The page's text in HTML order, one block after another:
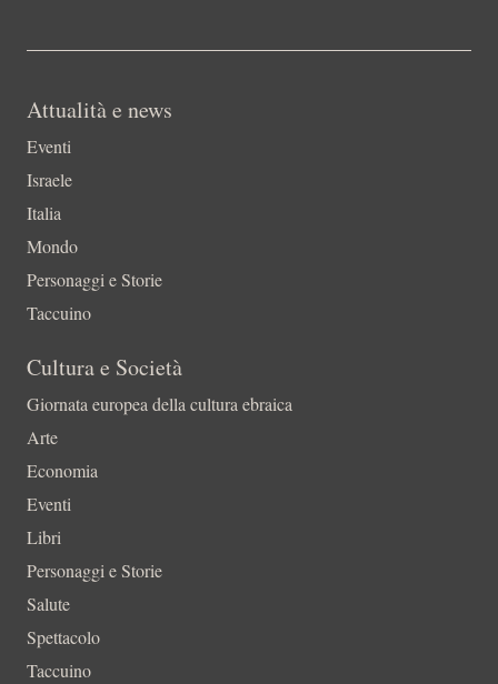
Attualità e news
Eventi
Israele
Italia
Mondo
Personaggi e Storie
Taccuino
Cultura e Società
Giornata europea della cultura ebraica
Arte
Economia
Eventi
Libri
Personaggi e Storie
Salute
Spettacolo
Taccuino